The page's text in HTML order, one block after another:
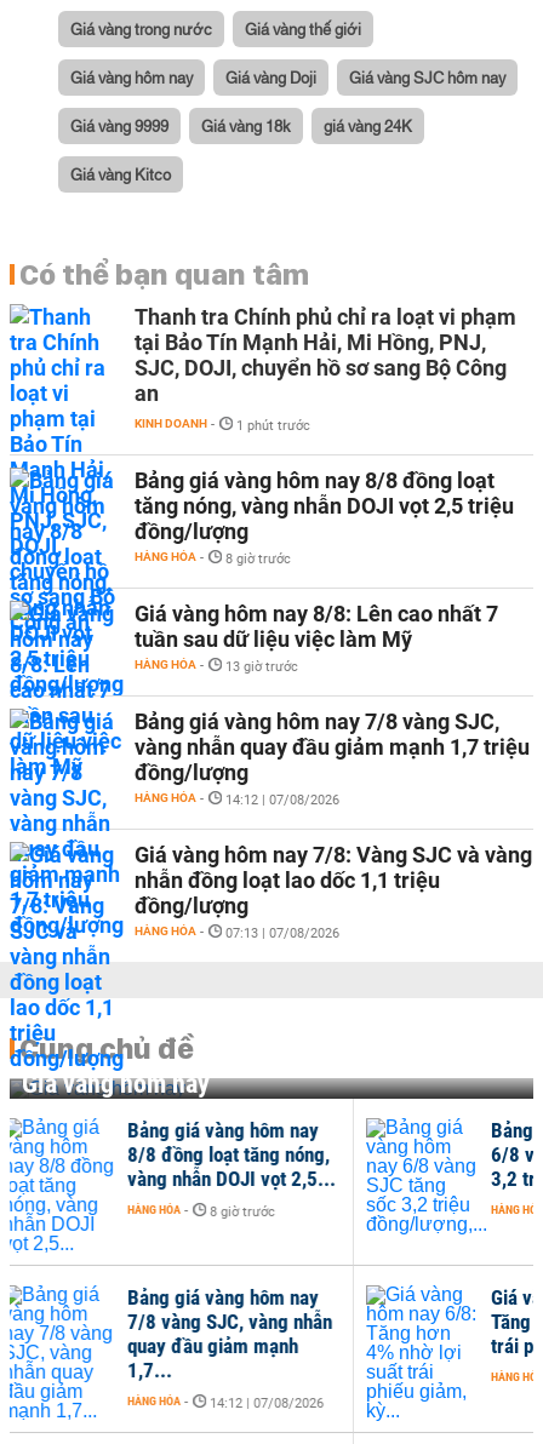
Giá vàng trong nước Giá vàng thế giới
Giá vàng hôm nay Giá vàng Doji Giá vàng SJC hôm nay
Giá vàng 9999 Giá vàng 18k giá vàng 24K
Giá vàng Kitco
Có thể bạn quan tâm
Thanh tra Chính phủ chỉ ra loạt vi phạm
tại Bảo Tín Mạnh Hải, Mi Hồng, PNJ,
SJC, DOJI, chuyển hồ sơ sang Bộ Công
an
KINH DOANH - 1 phút trước
Bảng giá vàng hôm nay 8/8 đồng loạt
tăng nóng, vàng nhẫn DOJI vọt 2,5 triệu
đồng/lượng
HÀNG HÓA - 8 giờ trước
Giá vàng hôm nay 8/8: Lên cao nhất 7
tuần sau dữ liệu việc làm Mỹ
HÀNG HÓA - 13 giờ trước
Bảng giá vàng hôm nay 7/8 vàng SJC,
vàng nhẫn quay đầu giảm mạnh 1,7 triệu
đồng/lượng
HÀNG HÓA - 14:12 | 07/08/2026
Giá vàng hôm nay 7/8: Vàng SJC và vàng
nhẫn đồng loạt lao dốc 1,1 triệu
đồng/lượng
HÀNG HÓA - 07:13 | 07/08/2026
Cùng chủ đề
Giá vàng hôm nay
vàng hôm nay
loạt tăng nóng,
DOJI vọt 2,5...
8 giờ trước
vàng hôm nay
SJC, vàng nhẫn
giảm mạnh
14:12 | 07/08/2026
Bảng giá vàng hôm nay
6/8 vàng SJC tăng sốc
3,2 triệu đồng/lượng,...
- 13:48 | 06/08/2026
Giá vàng hôm nay 6/8:
Tăng hơn 4% nhờ lợi suất
trái phiếu giảm, kỳ...
- 07:10 | 06/08/2026